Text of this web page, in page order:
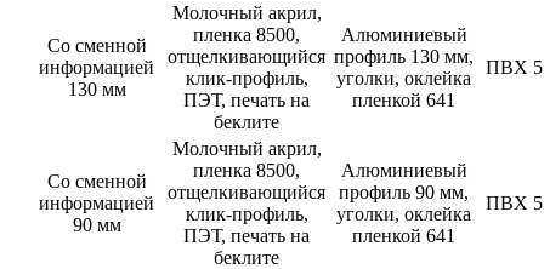
Со сменной
информацией
130 мм
Молочный акрил,
пленка 8500,
отщелкивающийся
клик-профиль,
ПЭТ, печать на
беклите
Алюминиевый
профиль 130 мм,
уголки, оклейка
пленкой 641
ПВХ
Со сменной
информацией
90 мм
Молочный акрил,
пленка 8500,
отщелкивающийся
клик-профиль,
ПЭТ, печать на
беклите
Алюминиевый
профиль 90 мм,
уголки, оклейка
пленкой 641
ПВХ